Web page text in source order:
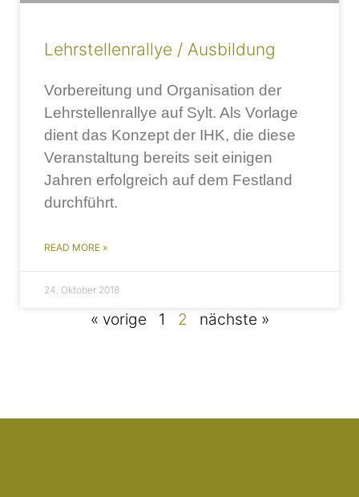
Lehrstellenrallye / Ausbildung
Vorbereitung und Organisation der
Lehrstellenrallye auf Sylt. Als Vorlage
dient das Konzept der IHK, die diese
Veranstaltung bereits seit einigen
Jahren erfolgreich auf dem Festland
durchführt.
READ MORE »
24. Oktober 2018
« vorige 1 2 nächste »